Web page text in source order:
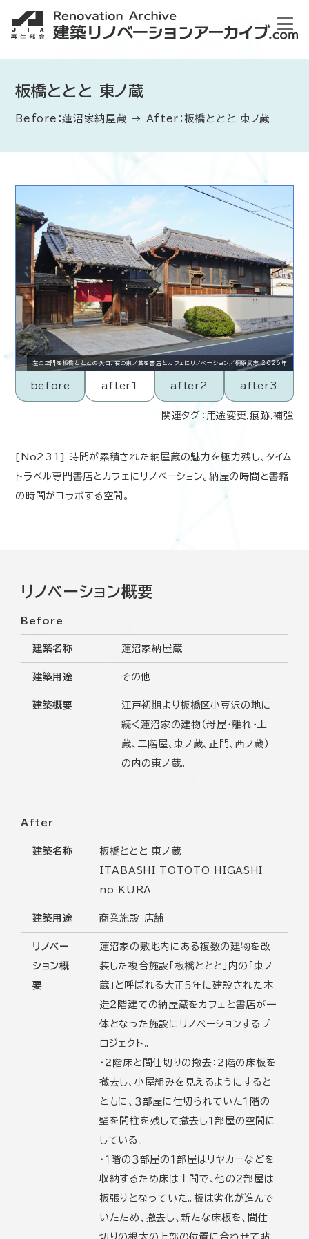
板橋ととと 東ノ蔵
Before：蓮沼家納屋蔵 → After：板橋ととと 東ノ蔵
左の正門を板橋とととの入口、右の東ノ蔵を書店とカフェにリノベーション／桐原武志 2026年
before after1 after2 after3
関連タグ： 用途変更,痕跡,補強
[No231] 時間が累積された納屋蔵の魅力を極力残し、タイム
トラベル専門書店とカフェにリノベーション。納屋の時間と書籍
の時間がコラボする空間。
リノベーション概要
Before
建築名称 蓮沼家納屋蔵
建築用途 その他
建築概要
江戸初期より板橋区小豆沢の地に
続く蓮沼家の建物（母屋・離れ・土
蔵、二階屋、東ノ蔵、正門、西ノ蔵）
の内の東ノ蔵。
After
建築名称
板橋ととと 東ノ蔵
ITABASHI TOTOTO HIGASHI
no KURA
建築用途 商業施設 店舗
リノベー
ション概
要
蓮沼家の敷地内にある複数の建物を改
装した複合施設「板橋ととと」内の「東ノ
蔵」と呼ばれる大正５年に建設された木
造２階建ての納屋蔵をカフェと書店が一
体となった施設にリノベーションするプ
ロジェクト。
・２階床と間仕切りの撤去：２階の床板を
撤去し、小屋組みを見えるようにすると
ともに、３部屋に仕切られていた１階の
壁を間柱を残して撤去し１部屋の空間に
している。
・１階の３部屋の１部屋はリヤカーなどを
収納するため床は土間で、他の２部屋は
板張りとなっていた。板は劣化が進んで
いたため、撤去し、新たな床板を、間仕
切りの根太の上部の位置に合わせて貼